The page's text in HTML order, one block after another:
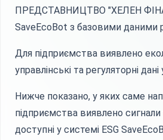
ПРЕДСТАВНИЦТВО "ХЕЛЕН
SaveEcoBot з базовими даними
Для підприємства виявлено
управлінські та регуляторні
Нижче показано, у яких саме
підприємства виявлено сигнали
доступні у системі ESG